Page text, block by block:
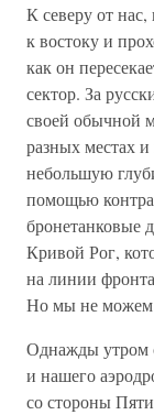
К северу от
к востоку и
как он
сектор. За
своей обычной
разных местах
небольшую
помощью
бронетанковые
Кривой Рог,
на линии
Но мы не можем
Однажды утром
и нашего
со стороны